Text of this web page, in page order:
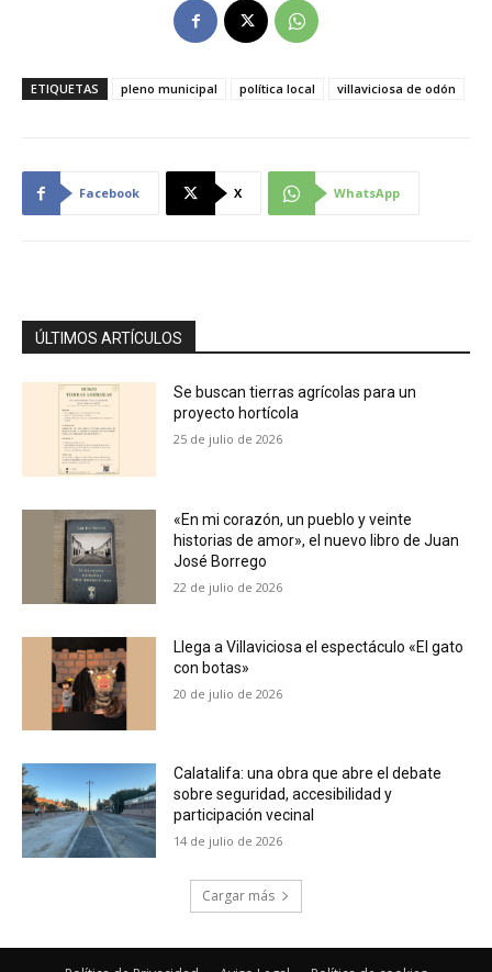
ETIQUETAS pleno municipal política local villaviciosa de odón
Facebook X WhatsApp
ÚLTIMOS ARTÍCULOS
Se buscan tierras agrícolas para un
proyecto hortícola
25 de julio de 2026
«En mi corazón, un pueblo y veinte
historias de amor», el nuevo libro de Juan
José Borrego
22 de julio de 2026
Llega a Villaviciosa el espectáculo «El gato
con botas»
20 de julio de 2026
Calatalifa: una obra que abre el debate
sobre seguridad, accesibilidad y
participación vecinal
14 de julio de 2026
Cargar más